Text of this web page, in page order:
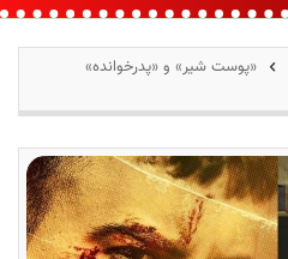
«پوست شیر» و «پدرخوانده»